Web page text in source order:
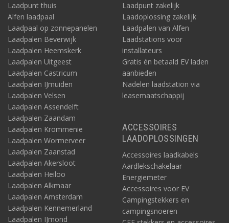
Laadpunt thuis
Alfen laadpaal
Laadpaal op zonnepanelen
Laadpalen Beverwijk
Laadpalen Heemskerk
Laadpalen Uitgeest
Laadpalen Castricum
Laadpalen IJmuiden
Laadpalen Velsen
Laadpalen Assendelft
Laadpalen Zaandam
Laadpalen Krommenie
Laadpalen Wormerveer
Laadpalen Zaanstad
Laadpalen Akersloot
Laadpalen Heiloo
Laadpalen Alkmaar
Laadpalen Amsterdam
Laadpalen Kennemerland
Laadpalen IJmond
Laadpunt zakelijk
Laadoplossing zakelijk
Laadpalen van Alfen
Laadstations voor
installateurs
Gratis én betaald EV laden
aanbieden
Nadelen laadstation via
leasemaatschappij
ACCESSOIRES
LAADOPLOSSINGEN
Accessoires laadkabels
Aardlekschakelaar
Energiemeter
Accessoires voor EV
Campingstekkers en
campingsnoeren